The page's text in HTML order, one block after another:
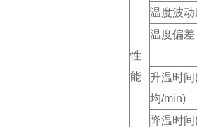
性
能
温度波动
温度偏差
升温时
均/min)
降温时